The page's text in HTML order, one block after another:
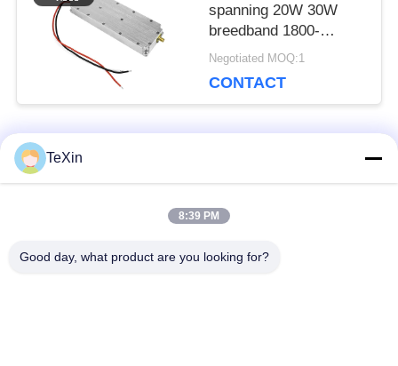
spanning 20W 30W
breedband 1800-
3000mhz 3ghz pa
Negotiated MOQ:1
CONTACT
populaire categorieën Alle
module
TeXin
8:39 PM
Good day, what product are you looking for?